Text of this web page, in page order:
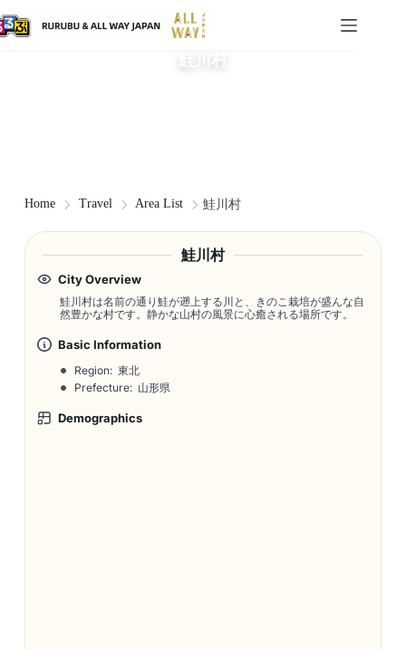
鮭川村
Home Travel Area List 鮭川村
鮭川村
City Overview
鮭川村は名前の通り鮭が遡上する川と、きのこ栽培が盛んな自
然豊かな村です。静かな山村の風景に心癒される場所です。
Basic Information
Region: 東北
Prefecture: 山形県
Demographics